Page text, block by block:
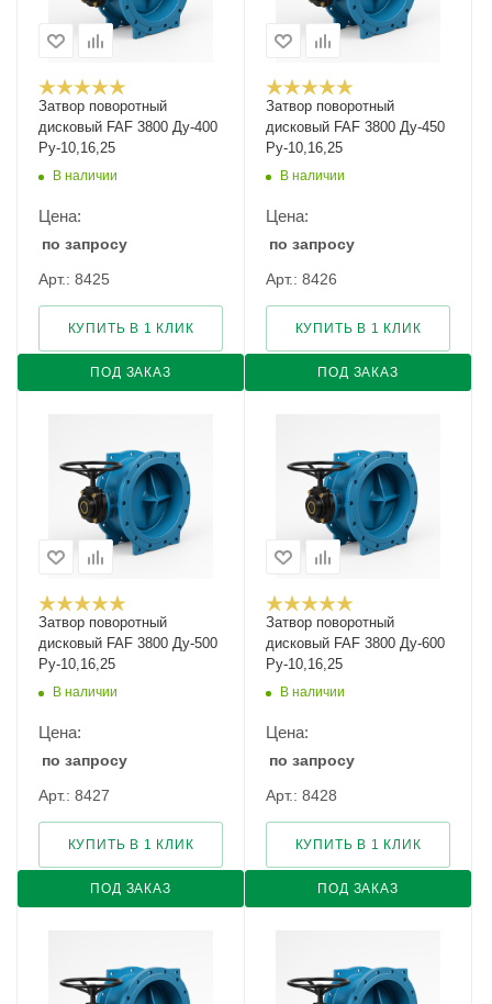
Затвор поворотный
дисковый FAF 3800 Ду-400
Ру-10,16,25
В наличии
Цена:
по запросу
Арт.: 8425
ПОД ЗАКАЗ
КУПИТЬ В 1 КЛИК
Затвор поворотный
дисковый FAF 3800 Ду-450
Ру-10,16,25
В наличии
Цена:
по запросу
Арт.: 8426
ПОД ЗАКАЗ
КУПИТЬ В 1 КЛИК
Затвор поворотный
дисковый FAF 3800 Ду-500
Ру-10,16,25
В наличии
Цена:
по запросу
Арт.: 8427
ПОД ЗАКАЗ
КУПИТЬ В 1 КЛИК
Затвор поворотный
дисковый FAF 3800 Ду-600
Ру-10,16,25
В наличии
Цена:
по запросу
Арт.: 8428
ПОД ЗАКАЗ
КУПИТЬ В 1 КЛИК